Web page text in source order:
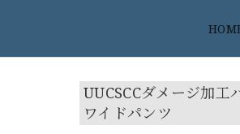
UUCSCCダメージ加工
ワイドパンツ